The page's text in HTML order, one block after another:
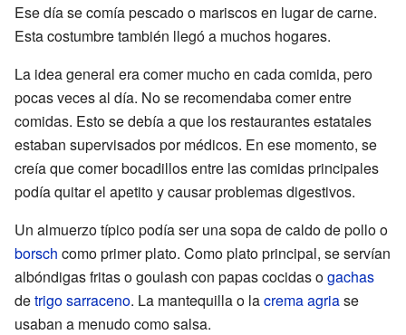
Ese día se comía pescado o mariscos en lugar de carne.
Esta costumbre también llegó a muchos hogares.
La idea general era comer mucho en cada comida, pero
pocas veces al día. No se recomendaba comer entre
comidas. Esto se debía a que los restaurantes estatales
estaban supervisados por médicos. En ese momento, se
creía que comer bocadillos entre las comidas principales
podía quitar el apetito y causar problemas digestivos.
Un almuerzo típico podía ser una sopa de caldo de pollo o
borsch como primer plato. Como plato principal, se servían
albóndigas fritas o goulash con papas cocidas ogachas
detrigo sarraceno. La mantequilla o lacrema agriase
usaban a menudo como salsa.